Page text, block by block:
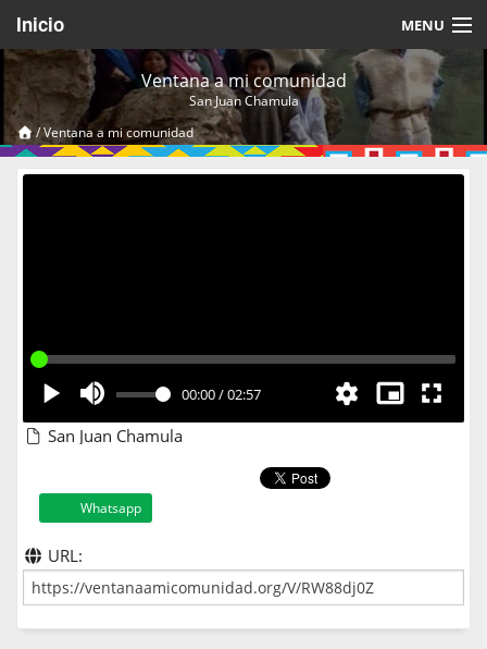
Inicio MENU
Acerca de
Videos Temáticos
Cerrar Sesión
Ventana a mi comunidad
San Juan Chamula
/Ventana a mi comunidad
00:00/02:57
San Juan Chamula
Whatsapp
URL: